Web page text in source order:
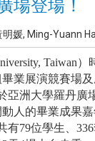
場登場！
明媛, Ming-Yuann
Taiwan
業展演競賽場
亞洲大學羅丹廣
人的畢業成果
有79位學生、